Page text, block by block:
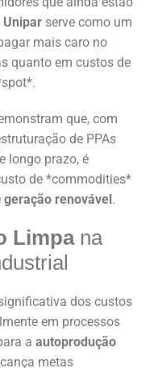
Unipar serve como um
mais caro no
quanto em custos de
que, com
de PPAs
longo prazo, é
de *commodities*
geração renovável .
Limpana
dos custos
em processos
a autoprodução
metas